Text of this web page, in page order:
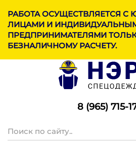
РАБОТА ОСУЩЕСТВЛЯЕТСЯ С
ЛИЦАМИ И
ПРЕДПРИНИМАТЕЛЯМИ
БЕЗНАЛИЧНОМУ РАСЧЕТУ.
8 (965) 715-